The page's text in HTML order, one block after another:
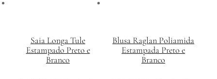
Saia Longa Tule
Estampado Preto e
Branco
Blusa Raglan Poliamida
Estampada Preto e
Branco